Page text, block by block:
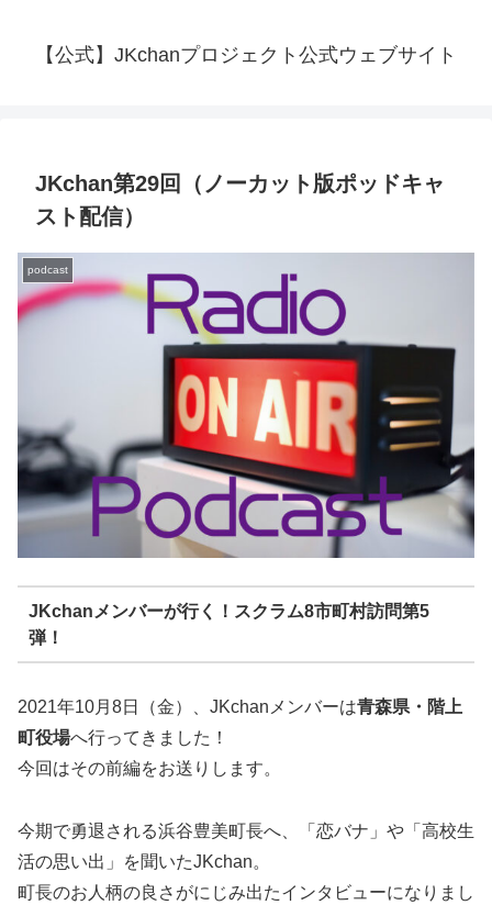
【公式】JKchanプロジェクト公式ウェブサイト
JKchan第29回（ノーカット版ポッドキャ
スト配信）
podcast
JKchanメンバーが行く！スクラム8市町村訪問第5
弾！
2021年10月8日（金）、JKchanメンバーは青森県・階上
町役場へ行ってきました！
今回はその前編をお送りします。
今期で勇退される浜谷豊美町長へ、「恋バナ」や「高校生
活の思い出」を聞いたJKchan。
町長のお人柄の良さがにじみ出たインタビューになりまし